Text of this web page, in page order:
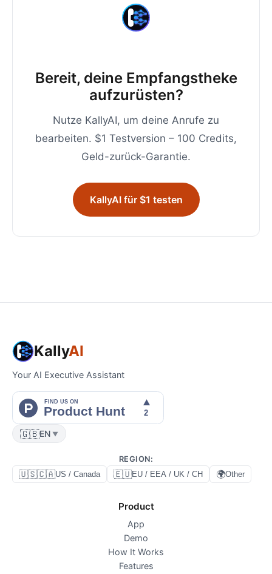
Bereit, deine Empfangstheke
aufzurüsten?
Nutze KallyAI, um deine Anrufe zu
bearbeiten. $1 Testversion – 100 Credits,
Geld-zurück-Garantie.
KallyAI für $1 testen
KallyAI
Your AI Executive Assistant
🇬🇧EN ▼
REGION:
🇺🇸🇨🇦US / Canada 🇪🇺EU / EEA / UK / CH 🌍Other
Product
App
Demo
How It Works
Features